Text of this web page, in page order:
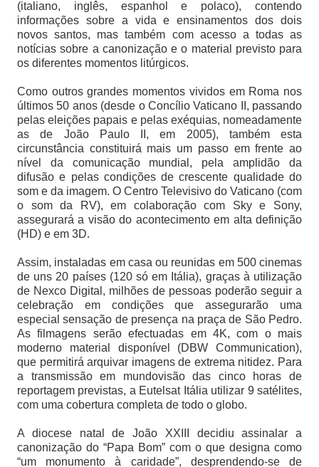
(italiano, inglês, espanhol e polaco), contendo
informações sobre a vida e ensinamentos dos dois
novos santos, mas também com acesso a todas as
notícias sobre a canonização e o material previsto para
os diferentes momentos litúrgicos.
Como outros grandes momentos vividos em Roma nos
últimos 50 anos (desde o Concílio Vaticano II, passando
pelas eleições papais e pelas exéquias, nomeadamente
as de João Paulo II, em 2005), também esta
circunstância constituirá mais um passo em frente ao
nível da comunicação mundial, pela amplidão da
difusão e pelas condições de crescente qualidade do
som e da imagem. O Centro Televisivo do Vaticano (com
o som da RV), em colaboração com Sky e Sony,
assegurará a visão do acontecimento em alta definição
(HD) e em 3D.
Assim, instaladas em casa ou reunidas em 500 cinemas
de uns 20 países (120 só em Itália), graças à utilização
de Nexco Digital, milhões de pessoas poderão seguir a
celebração em condições que assegurarão uma
especial sensação de presença na praça de São Pedro.
As filmagens serão efectuadas em 4K, com o mais
moderno material disponível (DBW Communication),
que permitirá arquivar imagens de extrema nitidez. Para
a transmissão em mundovisão das cinco horas de
reportagem previstas, a Eutelsat Itália utilizar 9 satélites,
com uma cobertura completa de todo o globo.
A diocese natal de João XXIII decidiu assinalar a
canonização do “Papa Bom” com o que designa como
“um monumento à caridade”, desprendendo-se de